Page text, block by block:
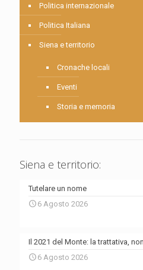
Politica internazionale
Politica Italiana
Siena e territorio
Cronache locali
Eventi
Storia e memoria
Siena e territorio:
Tutelare un nome
6 Agosto 2026
Il 2021 del Monte: la trattativa,
6 Agosto 2026